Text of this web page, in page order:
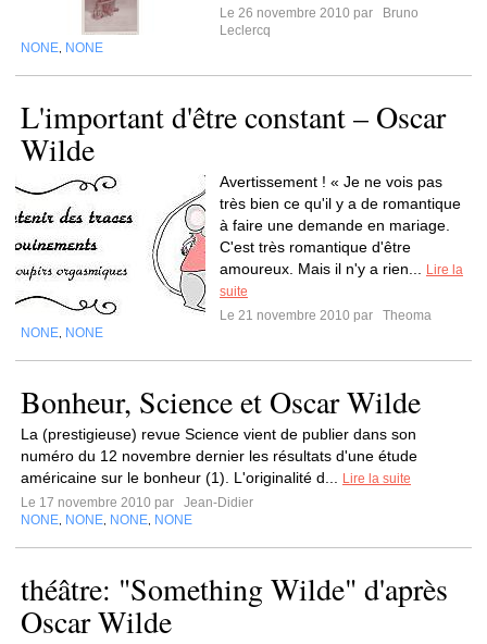
Le 26 novembre 2010 par
Bruno
Leclercq
NONE NONE
L'important d'être constant – Oscar
Wilde
Avertissement ! « Je ne vois pas
très bien ce qu'il y a de romantique
à faire une demande en mariage.
C'est très romantique d'être
amoureux. Mais il n'y a rien...
Lire la
suite
Le 21 novembre 2010 par
Theoma
NONE NONE
Bonheur, Science et Oscar Wilde
La (prestigieuse) revue Science vient de publier dans son
numéro du 12 novembre dernier les résultats d'une étude
américaine sur le bonheur (1). L'originalité d...
Lire la suite
Le 17 novembre 2010 par
Jean-Didier
NONE NONE NONE NONE
théâtre: "Something Wilde" d'après
Oscar Wilde